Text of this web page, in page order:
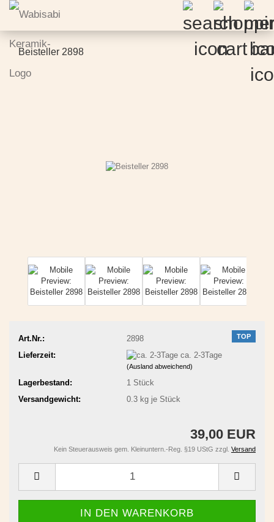
Beisteller 2898
TOP
Art.Nr.:
2898
Lieferzeit:
ca. 2-3Tage
(Ausland abweichend)
Lagerbestand: 1 Stück
Versandgewicht:
0.3kg je Stück
39,00 EUR
Kein Steuerausweis gem. Kleinuntern.-Reg. §19 UStG zzgl. Versand